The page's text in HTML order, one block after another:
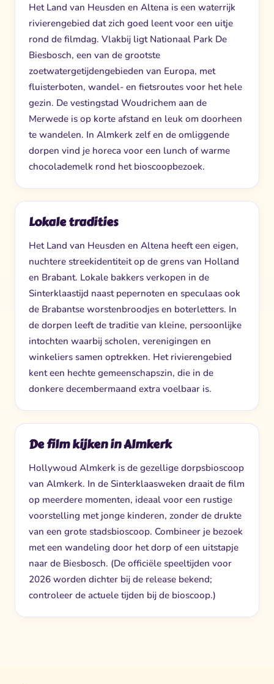
Het Land van Heusden en Altena is een waterrijk
rivierengebied dat zich goed leent voor een uitje
rond de filmdag. Vlakbij ligt Nationaal Park De
Biesbosch, een van de grootste
zoetwatergetijdengebieden van Europa, met
fluisterboten, wandel- en fietsroutes voor het hele
gezin. De vestingstad Woudrichem aan de
Merwede is op korte afstand en leuk om doorheen
te wandelen. In Almkerk zelf en de omliggende
dorpen vind je horeca voor een lunch of warme
chocolademelk rond het bioscoopbezoek.
Lokale tradities
Het Land van Heusden en Altena heeft een eigen,
nuchtere streekidentiteit op de grens van Holland
en Brabant. Lokale bakkers verkopen in de
Sinterklaastijd naast pepernoten en speculaas ook
de Brabantse worstenbroodjes en boterletters. In
de dorpen leeft de traditie van kleine, persoonlijke
intochten waarbij scholen, verenigingen en
winkeliers samen optrekken. Het rivierengebied
kent een hechte gemeenschapszin, die in de
donkere decembermaand extra voelbaar is.
De film kijken in Almkerk
Hollywoud Almkerk is de gezellige dorpsbioscoop
van Almkerk. In de Sinterklaasweken draait de film
op meerdere momenten, ideaal voor een rustige
voorstelling met jonge kinderen, zonder de drukte
van een grote stadsbioscoop. Combineer je bezoek
met een wandeling door het dorp of een uitstapje
naar de Biesbosch. (De officiële speeltijden voor
2026 worden dichter bij de release bekend;
controleer de actuele tijden bij de bioscoop.)